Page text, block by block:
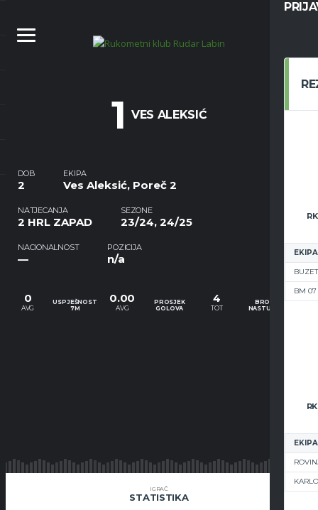
EKIPA
BUZET
BM 07
EKIPA
1 VES ALEKSIĆ
DOB
2
EKIPA
Ves Aleksić, Poreč 2
NATJECANJA
2 HRL ZAPAD
SEZONE
23/24, 24/25
NACIONALNOST
—
POZICIJA
n/a
0
AVG
USPJEŠNOST
7M
0.00
AVG
PROSJEK
GOLOVA
4
TOT
BROJ
NASTUPA
IGRAČ
STATISTIKA